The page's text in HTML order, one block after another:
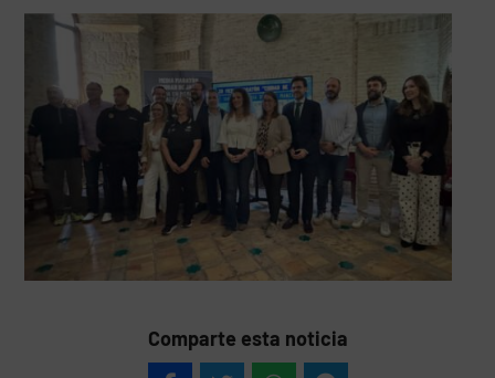
Comparte esta noticia